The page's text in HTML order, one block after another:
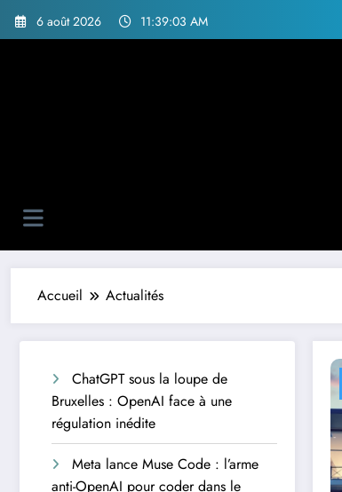
Aller
6 août 2026 11:39:05 AM
Accueil Actualités
ChatGPT sous la loupe de
Bruxelles : OpenAI face à une
régulation inédite
Meta lance Muse Code : l’arme
anti-OpenAI pour coder dans le